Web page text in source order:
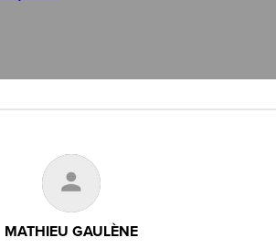
MATHIEU GAULÈNE